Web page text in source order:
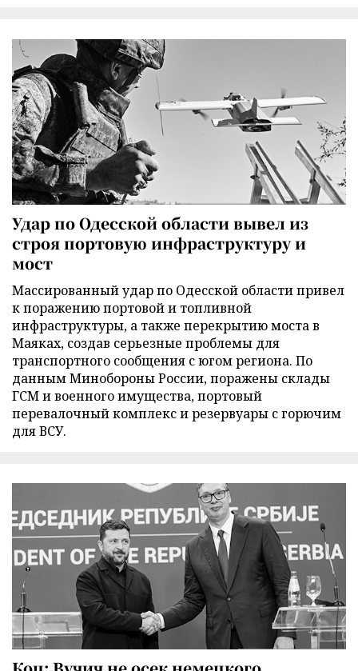
Удар по Одесской области вывел из
строя портовую инфраструктуру и
мост
Массированный удар по Одесской области привел
к поражению портовой и топливной
инфраструктуры, а также перекрытию моста в
Маяках, создав серьезные проблемы для
транспортного сообщения с югом региона. По
данным Минобороны России, поражены склады
ГСМ и военного имущества, портовый
перевалочный комплекс и резервуары с горючим
для ВСУ.